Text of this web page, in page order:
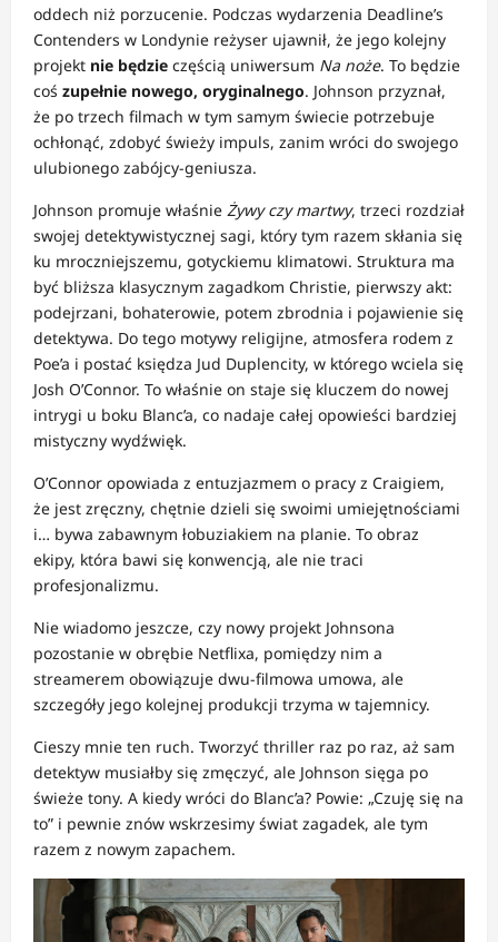
oddech niż porzucenie. Podczas wydarzenia Deadline’s
Contenders w Londynie reżyser ujawnił, że jego kolejny
projekt nie będzie częścią uniwersum Na noże. To będzie
coś zupełnie nowego, oryginalnego. Johnson przyznał,
że po trzech filmach w tym samym świecie potrzebuje
ochłonąć, zdobyć świeży impuls, zanim wróci do swojego
ulubionego zabójcy-geniusza.
Johnson promuje właśnie Żywy czy martwy, trzeci rozdział
swojej detektywistycznej sagi, który tym razem skłania się
ku mroczniejszemu, gotyckiemu klimatowi. Struktura ma
być bliższa klasycznym zagadkom Christie, pierwszy akt:
podejrzani, bohaterowie, potem zbrodnia i pojawienie się
detektywa. Do tego motywy religijne, atmosfera rodem z
Poe’a i postać księdza Jud Duplencity, w którego wciela się
Josh O’Connor. To właśnie on staje się kluczem do nowej
intrygi u boku Blanc’a, co nadaje całej opowieści bardziej
mistyczny wydźwięk.
O’Connor opowiada z entuzjazmem o pracy z Craigiem,
że jest zręczny, chętnie dzieli się swoimi umiejętnościami
i… bywa zabawnym łobuziakiem na planie. To obraz
ekipy, która bawi się konwencją, ale nie traci
profesjonalizmu.
Nie wiadomo jeszcze, czy nowy projekt Johnsona
pozostanie w obrębie Netflixa, pomiędzy nim a
streamerem obowiązuje dwu-filmowa umowa, ale
szczegóły jego kolejnej produkcji trzyma w tajemnicy.
Cieszy mnie ten ruch. Tworzyć thriller raz po raz, aż sam
detektyw musiałby się zmęczyć, ale Johnson sięga po
świeże tony. A kiedy wróci do Blanc’a? Powie: „Czuję się na
to” i pewnie znów wskrzesimy świat zagadek, ale tym
razem z nowym zapachem.